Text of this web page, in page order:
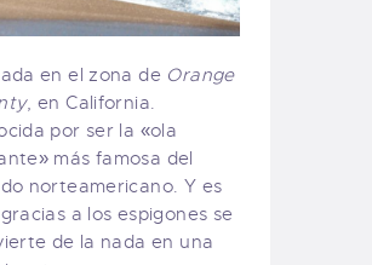
en el zona de Orange
, en California.
por ser la «ola
más famosa del
norteamericano. Y es
a los espigones se
de la nada en una